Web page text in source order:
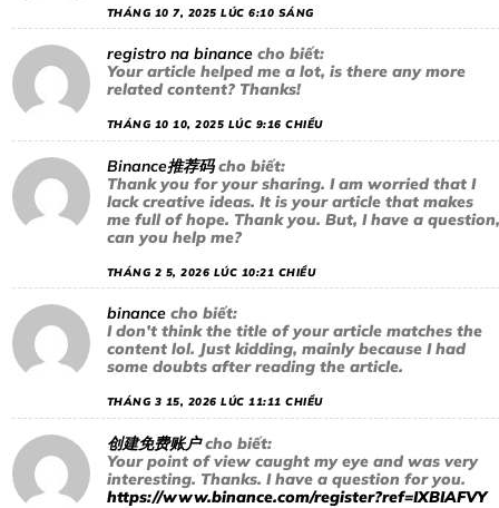
THÁNG 10 7, 2025 LÚC 6:10 SÁNG
registro na binance cho biết:
Your article helped me a lot, is there any more
related content? Thanks!
THÁNG 10 10, 2025 LÚC 9:16 CHIỀU
Binance推荐码 cho biết:
Thank you for your sharing. I am worried that I
lack creative ideas. It is your article that makes
me full of hope. Thank you. But, I have a question,
can you help me?
THÁNG 2 5, 2026 LÚC 10:21 CHIỀU
binance cho biết:
I don’t think the title of your article matches the
content lol. Just kidding, mainly because I had
some doubts after reading the article.
THÁNG 3 15, 2026 LÚC 11:11 CHIỀU
创建免费账户 cho biết:
Your point of view caught my eye and was very
interesting. Thanks. I have a question for you.
https://www.binance.com/register?ref=IXBIAFVY